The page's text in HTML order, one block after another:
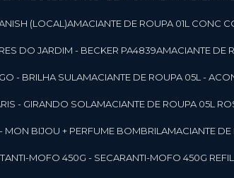
(LOCAL) AMACIANTE DE ROUPA 01L CONC
DO JARDIM - BECKER PA4839 AMACIANTE
- BRILHA SUL AMACIANTE DE ROUPA 05L -
- GIRANDO SOL AMACIANTE DE ROUPA 05L
MON BIJOU + PERFUME BOMBRIL AMACIANTE
ANTI-MOFO 450G - SECAR ANTI-MOFO 450G